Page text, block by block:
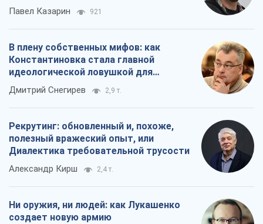
Павел Казарин 921
В плену собственных мифов: как
Константиновка стала главной
идеологической ловушкой для
российских оккупантов
Дмитрий Снегирев 2,9 т.
Рекрутинг: обновленный и, похоже,
полезный вражеский опыт, или
Диалектика требовательной трусости
Александр Кирш 2,4 т.
Ни оружия, ни людей: как Лукашенко
создает новую армию